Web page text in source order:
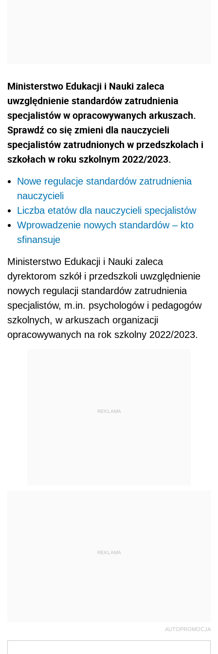
Ministerstwo Edukacji i Nauki zaleca
uwzględnienie standardów zatrudnienia
specjalistów w opracowywanych arkuszach.
Sprawdź co się zmieni dla nauczycieli
specjalistów zatrudnionych w przedszkolach i
szkołach w roku szkolnym 2022/2023.
Nowe regulacje standardów zatrudnienia
nauczycieli
Liczba etatów dla nauczycieli specjalistów
Wprowadzenie nowych standardów – kto
sfinansuje
Ministerstwo Edukacji i Nauki zaleca
dyrektorom szkół i przedszkoli uwzględnienie
nowych regulacji standardów zatrudnienia
specjalistów, m.in. psychologów i pedagogów
szkolnych, w arkuszach organizacji
opracowywanych na rok szkolny 2022/2023.
REKLAMA
REKLAMA
AUTOPROMOCJA